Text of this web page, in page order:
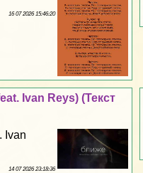
16 07 2026 15:46:20
Ivan Reys) (Текст
Ivan
14 07 2026 23:18:36